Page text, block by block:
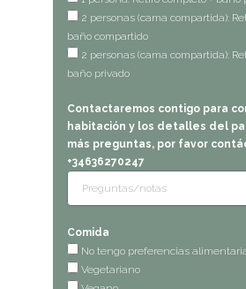
2 personas (cama compartida):
baño compartido
2 personas (cama compartida):
baño privado
Contactaremos contigo para
habitación y los detalles del
más preguntas, por favor
+34636270247
Comida
No tengo preferencias
Vegetariano